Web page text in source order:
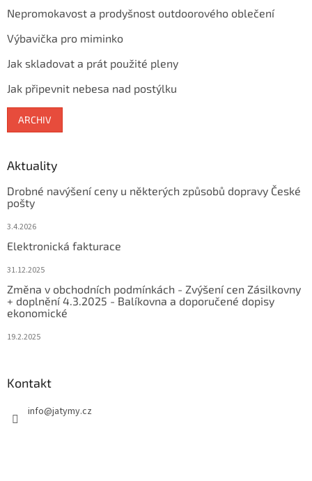
Nepromokavost a prodyšnost outdoorového oblečení
Výbavička pro miminko
Jak skladovat a prát použité pleny
Jak připevnit nebesa nad postýlku
ARCHIV
Aktuality
Drobné navýšení ceny u některých způsobů dopravy České
pošty
3.4.2026
Elektronická fakturace
31.12.2025
Změna v obchodních podmínkách - Zvýšení cen Zásilkovny
+ doplnění 4.3.2025 - Balíkovna a doporučené dopisy
ekonomické
19.2.2025
Kontakt
info@jatymy.cz